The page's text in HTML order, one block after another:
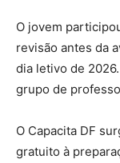
O jovem
revisão antes da
dia letivo de
grupo de
O Capacita DF
gratuito à